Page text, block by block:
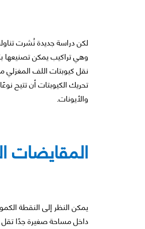
لكن دراسة جديدة نُشرت
وهي تراكيب يمكن تصنيعها
نقل كيوبتات اللف
تحريك الكيوبتات أن تتيح
والأيونات.
المقايضات
يمكن النظر إلى النقطة
داخل مساحة صغيرة جدًا تقل